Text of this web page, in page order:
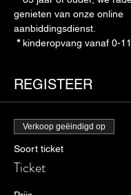
genieten van onze online
aanbiddingsdienst.
* kinderopvang vanaf 0-
REGISTEER
Verkoop geëindigd op
Soort ticket
Ticket